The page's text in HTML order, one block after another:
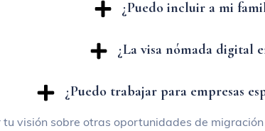
¿Puedo incluir a mi
¿La visa nómada digital
¿Puedo trabajar para empresas
visión sobre otras oportunidades de